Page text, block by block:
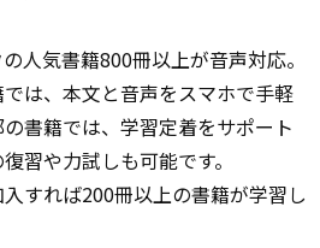
人気書籍800冊以上が音声対応。
では、本文と音声をスマホで手軽
書籍では、学習定着をサポート
習や力試しも可能です。
すれば200冊以上の書籍が学習し